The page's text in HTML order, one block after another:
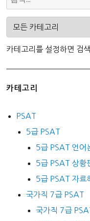
카테고리를 설정하면 검
카테고리
PSAT
5급 PSAT
5급 PSAT 언어
5급 PSAT 상황
5급 PSAT 자료
국가직 7급 PSAT
국가직 7급